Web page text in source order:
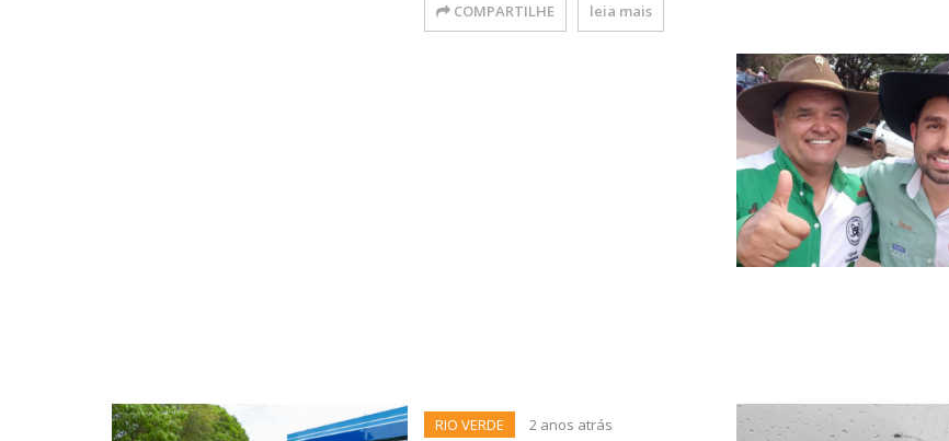
COMPARTILHE leia mais
RIO VERDE 2 anos atrás